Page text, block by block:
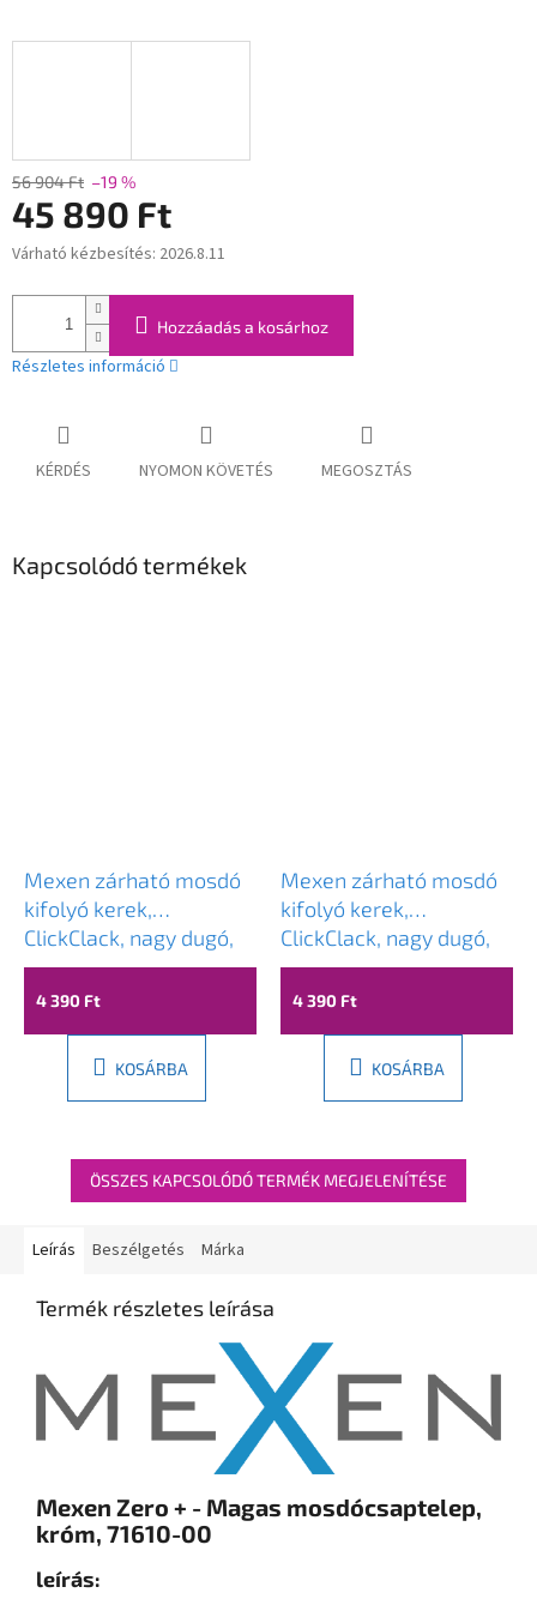
56 904 Ft –19 %
45 890 Ft
Egységár:
Várható kézbesítés: 2026.8.11
Hozzáadás a kosárhoz
Részletes információ
KÉRDÉS NYOMON KÖVETÉS MEGOSZTÁS
Kapcsolódó termékek
Mexen zárható mosdó
kifolyó kerek,
ClickClack, nagy dugó,
túlfolyó nélkül, króm,
79910-00
4 390 Ft
KOSÁRBA
Mexen zárható mosdó
kifolyó kerek,
ClickClack, nagy dugó,
túlfolyóval, króm,
79920-00
4 390 Ft
KOSÁRBA
ÖSSZES KAPCSOLÓDÓ TERMÉK MEGJELENÍTÉSE
Leírás Beszélgetés Márka
Termék részletes leírása
Mexen Zero + - Magas mosdócsaptelep,
króm, 71610-00
leírás: